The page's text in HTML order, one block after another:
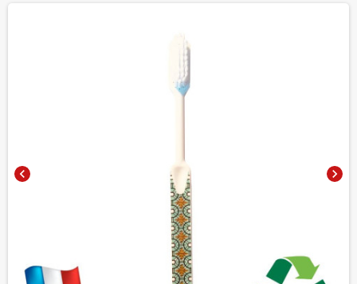
chevron_left chevron_right